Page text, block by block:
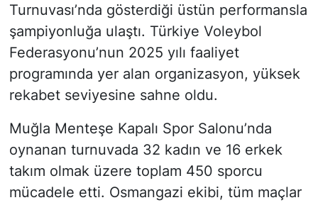
Turnuvası’nda gösterdiği üstün performansla
şampiyonluğa ulaştı. Türkiye Voleybol
Federasyonu’nun 2025 yılı faaliyet
programında yer alan organizasyon, yüksek
rekabet seviyesine sahne oldu.
Muğla Menteşe Kapalı Spor Salonu’nda
oynanan turnuvada 32 kadın ve 16 erkek
takım olmak üzere toplam 450 sporcu
mücadele etti. Osmangazi ekibi, tüm maçlar